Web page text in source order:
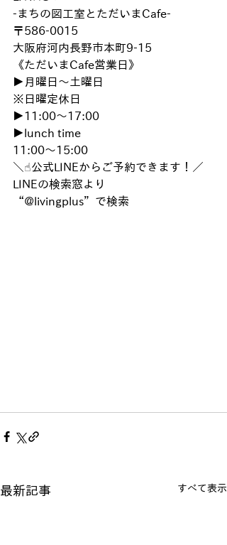
-まちの図工室とただいまCafe-
〒586-0015
大阪府河内長野市本町9-15
《ただいまCafe営業日》
▶︎月曜日〜土曜日
※日曜定休日
▶︎11:00〜17:00
▶︎lunch time
11:00〜15:00
＼☝︎公式LINEからご予約できます！／
LINEの検索窓より
“@livingplus”で検索
最新記事 すべて表示